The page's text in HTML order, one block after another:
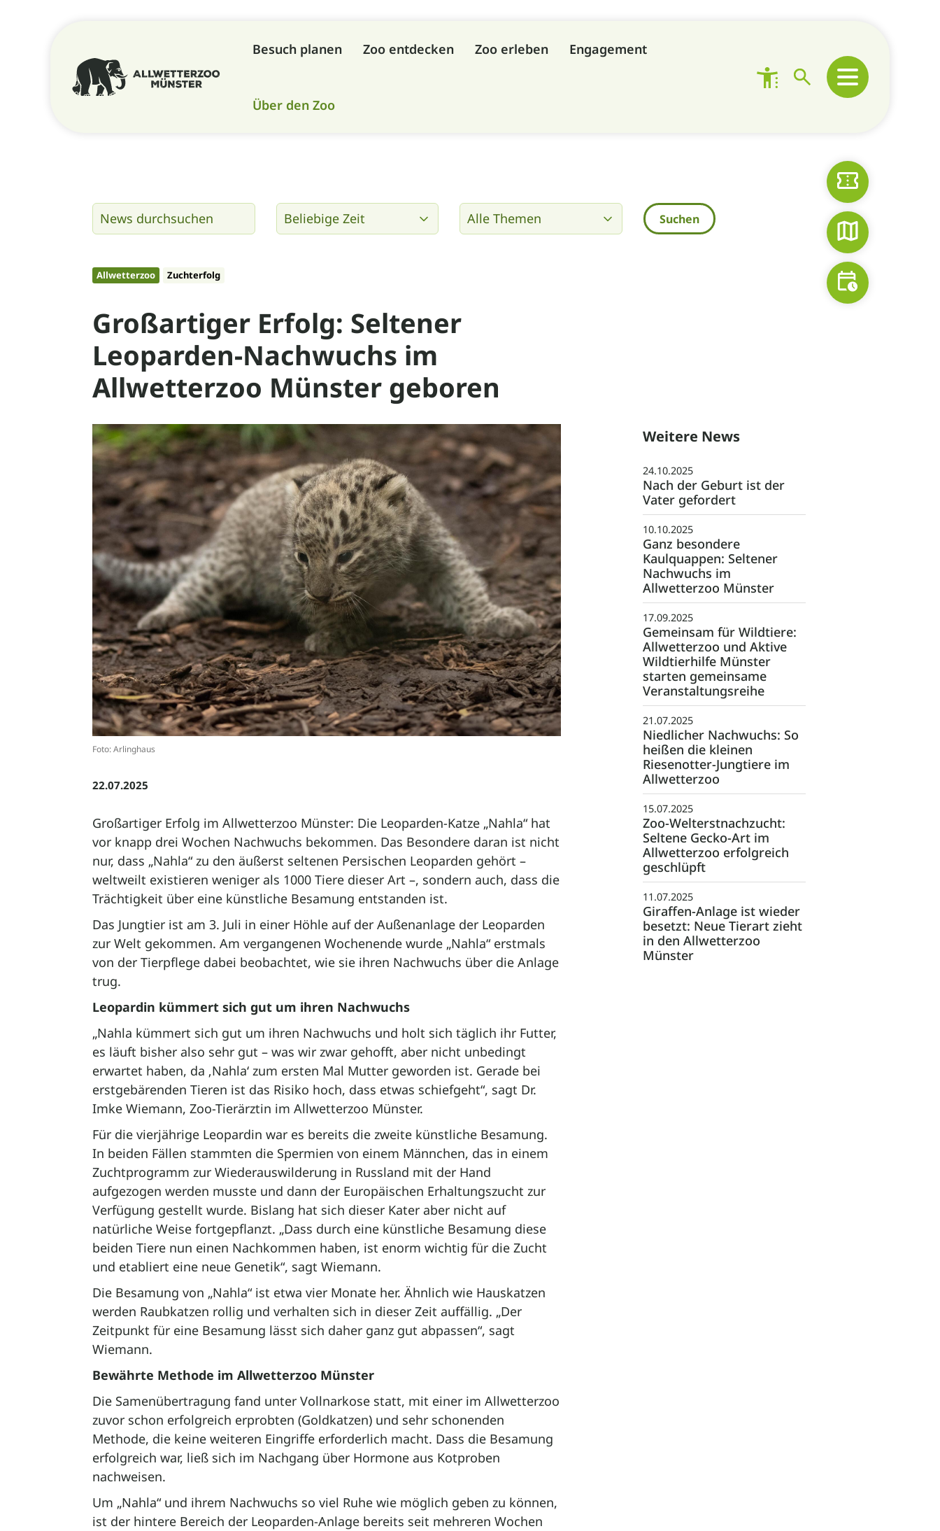
Besuch planen Zoo entdecken Zoo erleben Engagement
Über den Zoo
Tickets
Zooplan
Fütterungen
Allwetterzoo Zuchterfolg
Großartiger Erfolg: Seltener
Leoparden-Nachwuchs im
Allwetterzoo Münster geboren
Foto: Arlinghaus
22.07.2025
Großartiger Erfolg im Allwetterzoo Münster: Die Leoparden-Katze „Nahla“ hat
vor knapp drei Wochen Nachwuchs bekommen. Das Besondere daran ist nicht
nur, dass „Nahla“ zu den äußerst seltenen Persischen Leoparden gehört –
weltweilt existieren weniger als 1000 Tiere dieser Art –, sondern auch, dass die
Trächtigkeit über eine künstliche Besamung entstanden ist.
Das Jungtier ist am 3. Juli in einer Höhle auf der Außenanlage der Leoparden
zur Welt gekommen. Am vergangenen Wochenende wurde „Nahla“ erstmals
von der Tierpflege dabei beobachtet, wie sie ihren Nachwuchs über die Anlage
trug.
Leopardin kümmert sich gut um ihren Nachwuchs
„Nahla kümmert sich gut um ihren Nachwuchs und holt sich täglich ihr Futter,
es läuft bisher also sehr gut – was wir zwar gehofft, aber nicht unbedingt
erwartet haben, da ‚Nahla‘ zum ersten Mal Mutter geworden ist. Gerade bei
erstgebärenden Tieren ist das Risiko hoch, dass etwas schiefgeht“, sagt Dr.
Imke Wiemann, Zoo-Tierärztin im Allwetterzoo Münster.
Für die vierjährige Leopardin war es bereits die zweite künstliche Besamung.
In beiden Fällen stammten die Spermien von einem Männchen, das in einem
Zuchtprogramm zur Wiederauswilderung in Russland mit der Hand
aufgezogen werden musste und dann der Europäischen Erhaltungszucht zur
Verfügung gestellt wurde. Bislang hat sich dieser Kater aber nicht auf
natürliche Weise fortgepflanzt. „Dass durch eine künstliche Besamung diese
beiden Tiere nun einen Nachkommen haben, ist enorm wichtig für die Zucht
und etabliert eine neue Genetik“, sagt Wiemann.
Die Besamung von „Nahla“ ist etwa vier Monate her. Ähnlich wie Hauskatzen
werden Raubkatzen rollig und verhalten sich in dieser Zeit auffällig. „Der
Zeitpunkt für eine Besamung lässt sich daher ganz gut abpassen“, sagt
Wiemann.
Bewährte Methode im Allwetterzoo Münster
Die Samenübertragung fand unter Vollnarkose statt, mit einer im Allwetterzoo
zuvor schon erfolgreich erprobten (Goldkatzen) und sehr schonenden
Methode, die keine weiteren Eingriffe erforderlich macht. Dass die Besamung
erfolgreich war, ließ sich im Nachgang über Hormone aus Kotproben
nachweisen.
Um „Nahla“ und ihrem Nachwuchs so viel Ruhe wie möglich geben zu können,
ist der hintere Bereich der Leoparden-Anlage bereits seit mehreren Wochen
Weitere News
24.10.2025
Nach der Geburt ist der
Vater gefordert
10.10.2025
Ganz besondere
Kaulquappen: Seltener
Nachwuchs im
Allwetterzoo Münster
17.09.2025
Gemeinsam für Wildtiere:
Allwetterzoo und Aktive
Wildtierhilfe Münster
starten gemeinsame
Veranstaltungsreihe
21.07.2025
Niedlicher Nachwuchs: So
heißen die kleinen
Riesenotter-Jungtiere im
Allwetterzoo
15.07.2025
Zoo-Welterstnachzucht:
Seltene Gecko-Art im
Allwetterzoo erfolgreich
geschlüpft
11.07.2025
Giraffen-Anlage ist wieder
besetzt: Neue Tierart zieht
in den Allwetterzoo
Münster